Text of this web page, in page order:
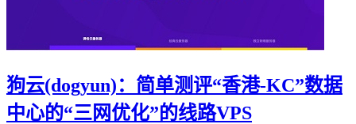
狗云(dogyun)：简单测评“香港-KC”数据
中心的“三网优化”的线路VPS